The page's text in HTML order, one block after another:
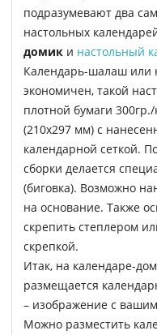
подразумевают два
настольных
домик и настольный
Календарь-шалаш или
экономичен, такой
плотной бумаги
(210х297 мм) с
календарной сеткой.
сборки делается
(биговка). Возможно
на основание. Также
скрепить степлером
скрепкой.
Итак, на календаре-
размещается
– изображение с
Можно разместить